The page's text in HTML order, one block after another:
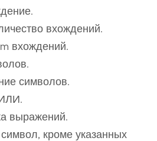
вхождений.
вхождений.
символов.
выражений.
кроме указанных